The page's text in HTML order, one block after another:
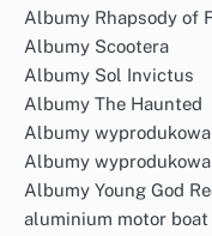
Albumy Rhapsody of
Albumy Scootera
Albumy Sol Invictus
Albumy The Haunted
Albumy
Albumy
Albumy Young God
aluminium motor boat